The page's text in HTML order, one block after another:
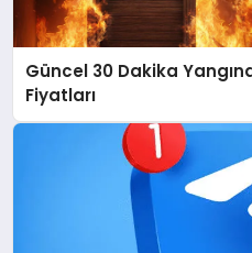
Güncel 30 Dakika
Fiyatları